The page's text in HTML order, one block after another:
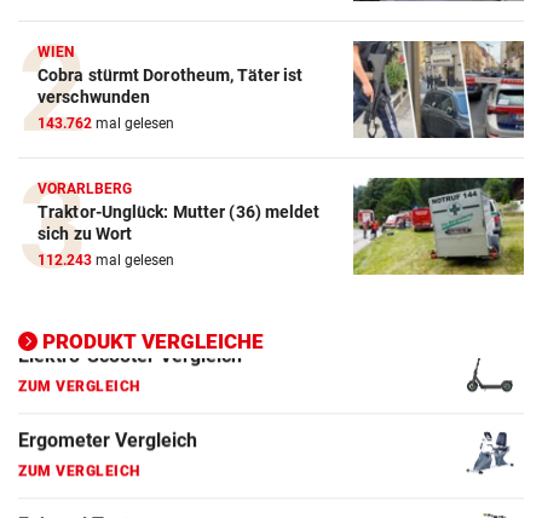
WIEN
Cobra stürmt Dorotheum, Täter ist
verschwunden
143.762 mal gelesen
VORARLBERG
Traktor-Unglück: Mutter (36) meldet
sich zu Wort
112.243 mal gelesen
PRODUKT VERGLEICHE
Crosstrainer Vergleich
ZUM VERGLEICH
E-Bike Vergleich
ZUM VERGLEICH
Elektro-Scooter Vergleich
ZUM VERGLEICH
ZUM VERGLEICH
Fahrrad Test
Fahrradanhänger Vergleich